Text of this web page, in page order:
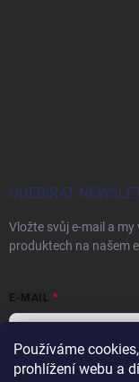
Používáme
prohlížení webu a
ODEBÍRAT
Vložte svůj e-mail a
produktech na našem
E-MAIL